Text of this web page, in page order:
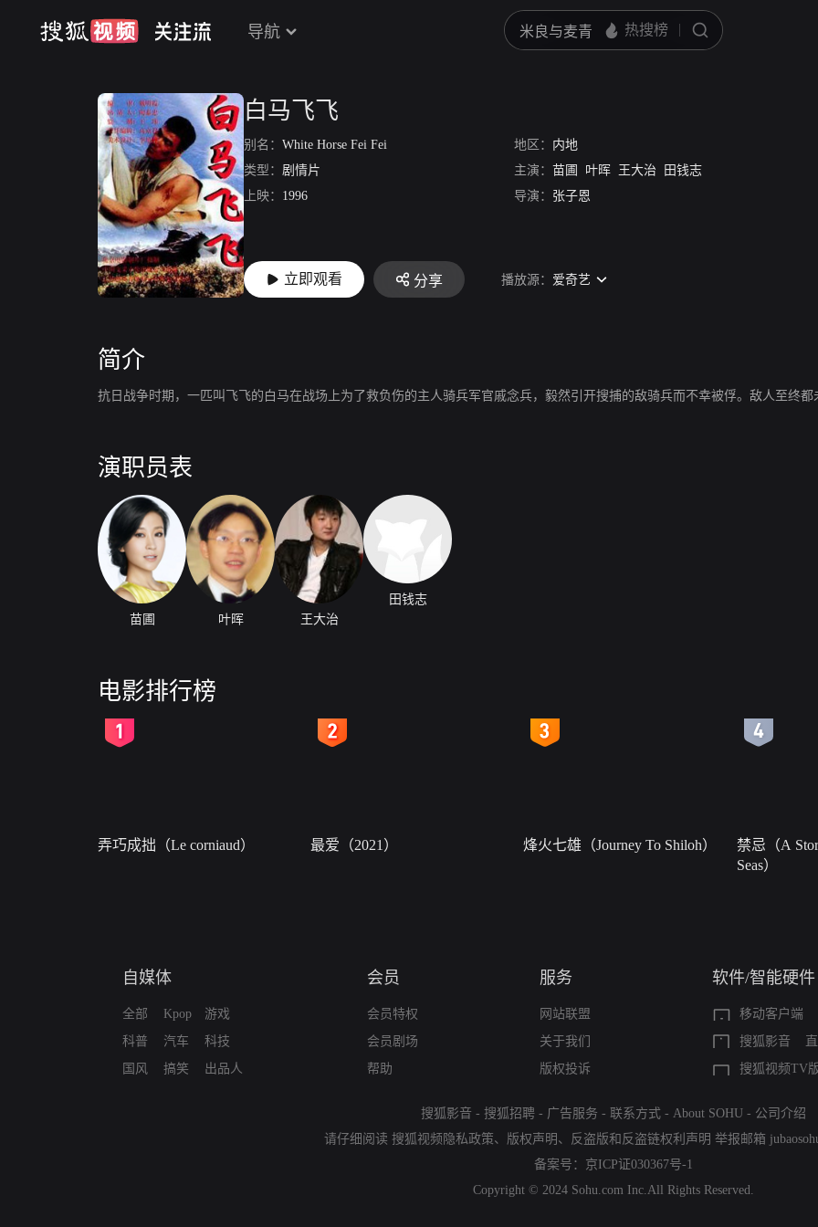
导航
白马飞飞
别名： White Horse Fei Fei 地区： 内地
类型： 剧情片 主演： 苗圃 叶晖 王大治
田钱志
上映： 1996 导演： 张子恩
立即观看 分享 播放源： 爱奇艺
简介
抗日战争时期，一匹叫飞飞的白马在战场上为了救负伤的主人骑兵军官戚念兵，毅然引开搜捕的敌骑兵而不幸被俘。敌人至终
演职员表
苗圃 叶晖 王大治
田钱志
电影排行榜
弄巧成拙（Le corniaud） 最爱（2021） 烽火七雄（Journey To Shiloh）
禁忌（A
Seas）
自媒体
全部
科普
国风
Kpop
汽车
搞笑
游戏
科技
出品人
会员
会员特权
会员剧场
帮助
服务
网站联盟
关于我们
版权投诉
软件/智能硬件
移动客户端
搜狐影音
搜狐视频TV
搜狐影音 - 搜狐招聘 - 广告服务 - 联系方式 - About SOHU - 公司介绍
请仔细阅读 搜狐视频隐私政策、 版权声明 、 反盗版和反盗链权利声明 举报邮箱
备案号： 京ICP证030367号-1
Copyright © 2024 Sohu.com Inc.All Rights Reserved.